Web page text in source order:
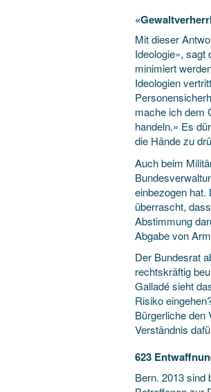
Mit dieser
Ideologie»,
minimiert
Ideologien
mache ich dem
handeln.» Es
die Hände zu
Auch beim
einbezogen
überrascht,
Abstimmung
Abgabe von
Der Bundesrat
rechtskräftig
Galladé sieht
Risiko
Bürgerliche den
Verständnis
623
Bern. 2013 sind